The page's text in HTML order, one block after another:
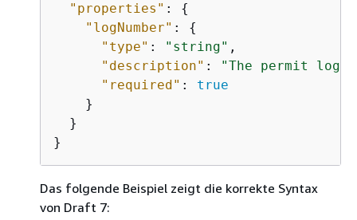
"properties" : {
"logNumber" : {
"type" : "string" ,
"description" :
"The permit log
"required" : true
    }
  }
}
Das folgende Beispiel zeigt die korrekte Syntax
von Draft 7: